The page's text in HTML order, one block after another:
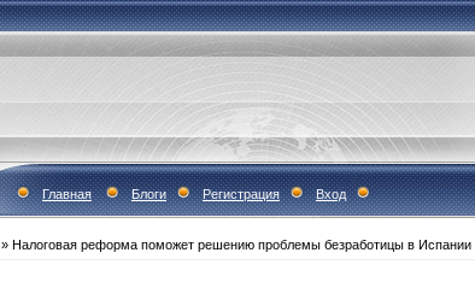
Главная Блоги Регистрация Вход
» Налоговая реформа поможет решению проблемы безработицы в Испании